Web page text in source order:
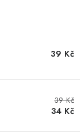
39 Kč
39 Kč
34 Kč